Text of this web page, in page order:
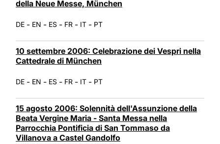
della Neue Messe, München
DE - EN - ES - FR - IT - PT
10 settembre 2006: Celebrazione dei Vespri nella
Cattedrale di München
DE - EN - ES - FR - IT - PT
15 agosto 2006: Solennità dell'Assunzione della
Beata Vergine Maria - Santa Messa nella
Parrocchia Pontificia di San Tommaso da
Villanova a Castel Gandolfo